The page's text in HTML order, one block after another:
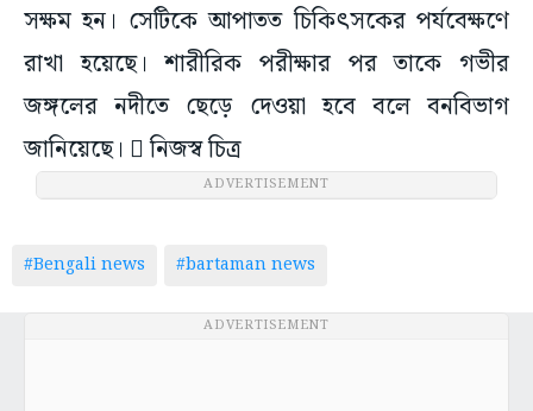
সক্ষম হন। সেটিকে আপাতত চিকিৎসকের পর্যবেক্ষণে
রাখা হয়েছে। শারীরিক পরীক্ষার পর তাকে গভীর
জঙ্গলের নদীতে ছেড়ে দেওয়া হবে বলে বনবিভাগ
জানিয়েছে।  নিজস্ব চিত্র
ADVERTISEMENT
#Bengali news #bartaman news
ADVERTISEMENT